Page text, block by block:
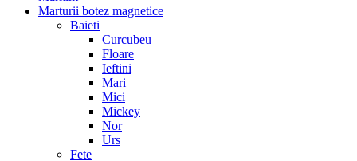
Marturii botez magnetice
Baieti
Curcubeu
Floare
Ieftini
Mari
Mici
Mickey
Nor
Urs
Fete